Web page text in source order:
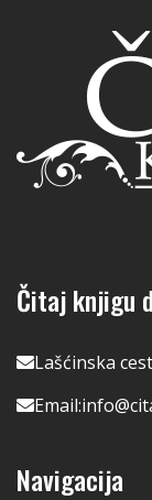
Čitaj knjigu
Lašćinska
Email:
Navigacija